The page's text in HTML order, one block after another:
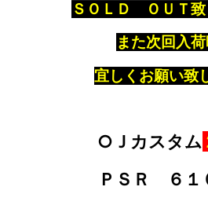
ＳＯＬＤ ＯＵＴ致
また次回入
宜しくお願い致
○Ｊカスタム
ＰＳＲ ６１